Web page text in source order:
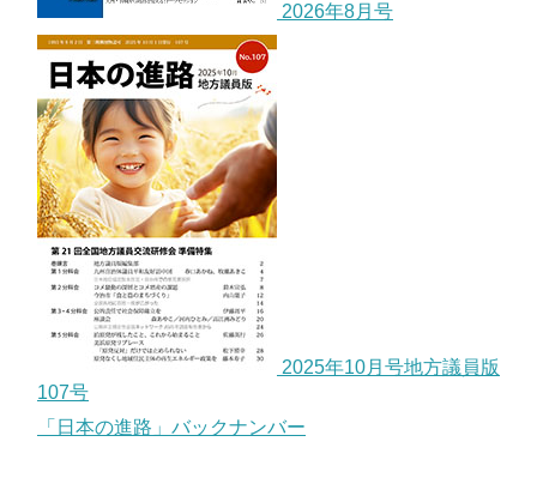
2026年8月号
2025年10月号地方議員版
107号
「日本の進路」バックナンバー